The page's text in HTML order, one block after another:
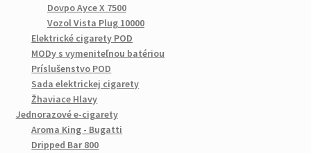
Dovpo Ayce X 7500
Vozol Vista Plug 10000
Elektrické cigarety POD
MODy s vymeniteľnou batériou
Príslušenstvo POD
Sada elektrickej cigarety
Žhaviace Hlavy
Jednorazové e-cigarety
Aroma King - Bugatti
Dripped Bar 800